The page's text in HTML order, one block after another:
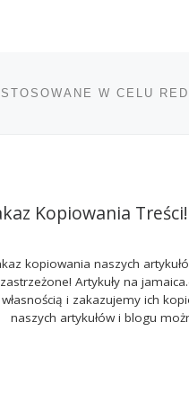
Kopiowania Treści!
kopiowania naszych
zastrzeżone! Artykuły na
własnością i zakazujemy ich
naszych artykułów i blogu